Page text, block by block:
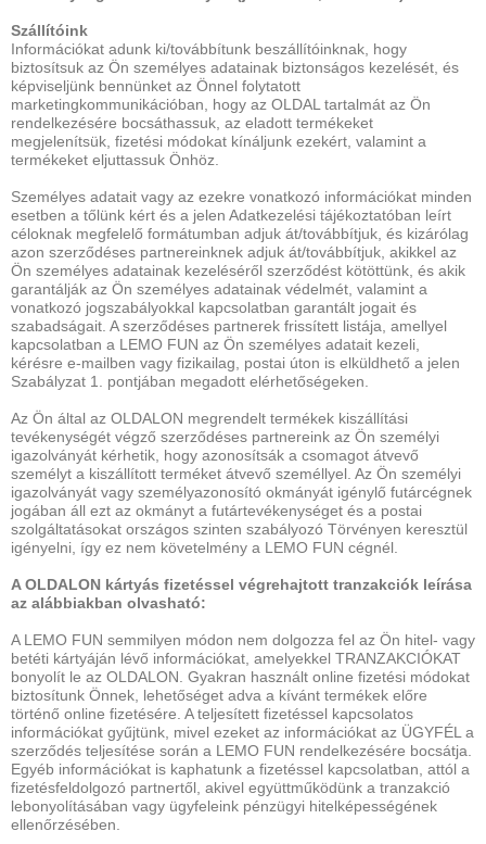
Szállítóink
Információkat adunk ki/továbbítunk beszállítóinknak, hogy
biztosítsuk az Ön személyes adatainak biztonságos kezelését, és
képviseljünk bennünket az Önnel folytatott
marketingkommunikációban, hogy az OLDAL tartalmát az Ön
rendelkezésére bocsáthassuk, az eladott termékeket
megjelenítsük, fizetési módokat kínáljunk ezekért, valamint a
termékeket eljuttassuk Önhöz.
Személyes adatait vagy az ezekre vonatkozó információkat minden
esetben a tőlünk kért és a jelen Adatkezelési tájékoztatóban leírt
céloknak megfelelő formátumban adjuk át/továbbítjuk, és kizárólag
azon szerződéses partnereinknek adjuk át/továbbítjuk, akikkel az
Ön személyes adatainak kezeléséről szerződést kötöttünk, és akik
garantálják az Ön személyes adatainak védelmét, valamint a
vonatkozó jogszabályokkal kapcsolatban garantált jogait és
szabadságait. A szerződéses partnerek frissített listája, amellyel
kapcsolatban a LEMO FUN az Ön személyes adatait kezeli,
kérésre e-mailben vagy fizikailag, postai úton is elküldhető a jelen
Szabályzat 1. pontjában megadott elérhetőségeken.
Az Ön által az OLDALON megrendelt termékek kiszállítási
tevékenységét végző szerződéses partnereink az Ön személyi
igazolványát kérhetik, hogy azonosítsák a csomagot átvevő
személyt a kiszállított terméket átvevő személlyel. Az Ön személyi
igazolványát vagy személyazonosító okmányát igénylő futárcégnek
jogában áll ezt az okmányt a futártevékenységet és a postai
szolgáltatásokat országos szinten szabályozó Törvényen keresztül
igényelni, így ez nem követelmény a LEMO FUN cégnél.
A OLDALON kártyás fizetéssel végrehajtott tranzakciók leírása
az alábbiakban olvasható:
A LEMO FUN semmilyen módon nem dolgozza fel az Ön hitel- vagy
betéti kártyáján lévő információkat, amelyekkel TRANZAKCIÓKAT
bonyolít le az OLDALON. Gyakran használt online fizetési módokat
biztosítunk Önnek, lehetőséget adva a kívánt termékek előre
történő online fizetésére. A teljesített fizetéssel kapcsolatos
információkat gyűjtünk, mivel ezeket az információkat az ÜGYFÉL a
szerződés teljesítése során a LEMO FUN rendelkezésére bocsátja.
Egyéb információkat is kaphatunk a fizetéssel kapcsolatban, attól a
fizetésfeldolgozó partnertől, akivel együttműködünk a tranzakció
lebonyolításában vagy ügyfeleink pénzügyi hitelképességének
ellenőrzésében.